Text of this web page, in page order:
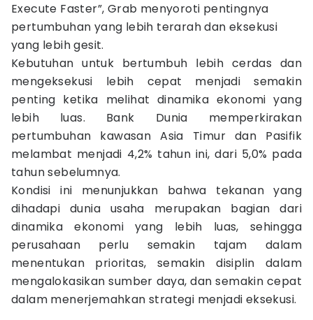
Execute Faster”, Grab menyoroti pentingnya
pertumbuhan yang lebih terarah dan eksekusi
yang lebih gesit.
Kebutuhan untuk bertumbuh lebih cerdas dan
mengeksekusi lebih cepat menjadi semakin
penting ketika melihat dinamika ekonomi yang
lebih luas. Bank Dunia memperkirakan
pertumbuhan kawasan Asia Timur dan Pasifik
melambat menjadi 4,2% tahun ini, dari 5,0% pada
tahun sebelumnya.
Kondisi ini menunjukkan bahwa tekanan yang
dihadapi dunia usaha merupakan bagian dari
dinamika ekonomi yang lebih luas, sehingga
perusahaan perlu semakin tajam dalam
menentukan prioritas, semakin disiplin dalam
mengalokasikan sumber daya, dan semakin cepat
dalam menerjemahkan strategi menjadi eksekusi.